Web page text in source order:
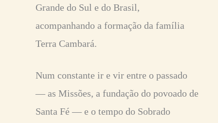
Grande do Sul e do Brasil,
acompanhando a formação da família
Terra Cambará.
Num constante ir e vir entre o passado
― as Missões, a fundação do povoado de
Santa Fé ― e o tempo do Sobrado